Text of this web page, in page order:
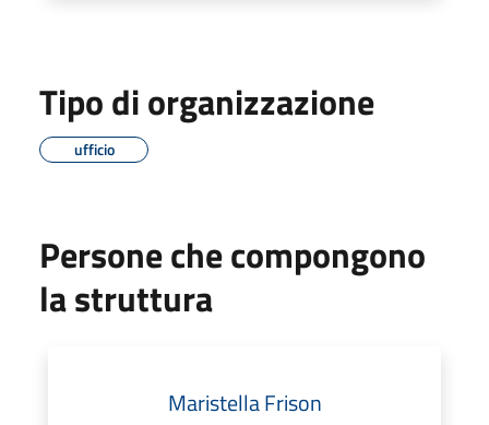
Tipo di organizzazione
ufficio
Persone che compongono
la struttura
Maristella Frison